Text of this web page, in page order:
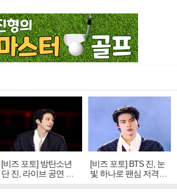
[비즈 포토] 방탄소년
단 진, 라이브 공연 중
빛나는 독보적 아우라
[비즈 포토] BTS 진, 눈
빛 하나로 팬심 저격…
독보적 카리스마